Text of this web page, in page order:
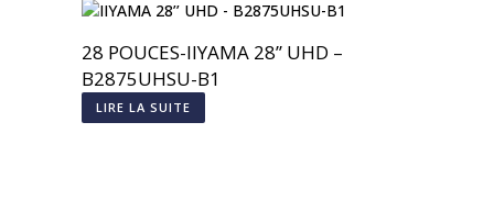
28 POUCES-IIYAMA 28’’ UHD –
B2875UHSU-B1
LIRE LA SUITE